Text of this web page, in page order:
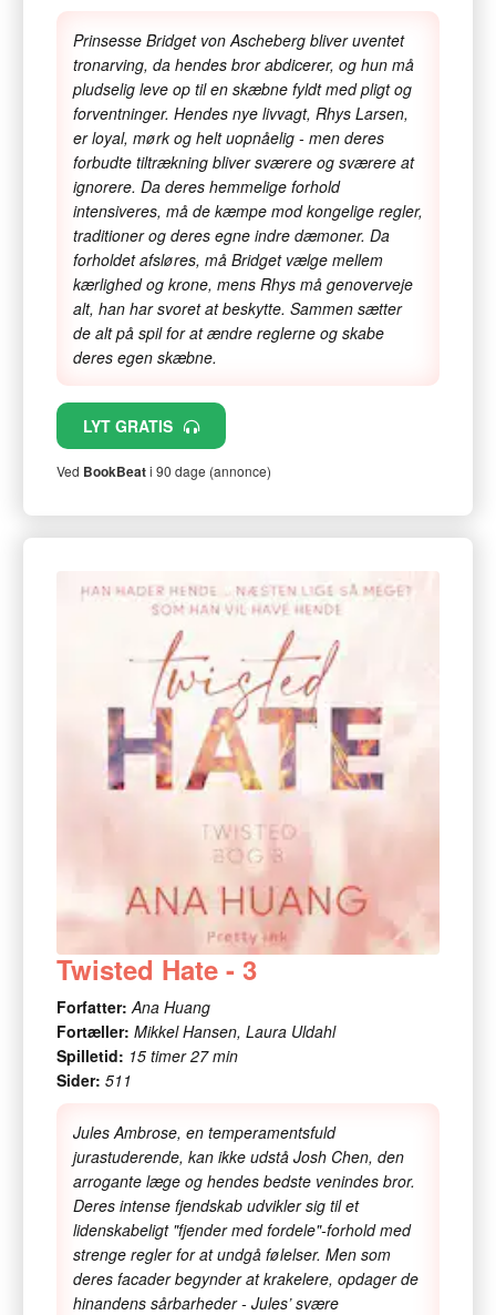
Prinsesse Bridget von Ascheberg bliver uventet
tronarving, da hendes bror abdicerer, og hun må
pludselig leve op til en skæbne fyldt med pligt og
forventninger. Hendes nye livvagt, Rhys Larsen,
er loyal, mørk og helt uopnåelig - men deres
forbudte tiltrækning bliver sværere og sværere at
ignorere. Da deres hemmelige forhold
intensiveres, må de kæmpe mod kongelige regler,
traditioner og deres egne indre dæmoner. Da
forholdet afsløres, må Bridget vælge mellem
kærlighed og krone, mens Rhys må genoverveje
alt, han har svoret at beskytte. Sammen sætter
de alt på spil for at ændre reglerne og skabe
deres egen skæbne.
LYT GRATIS
Ved BookBeati 90 dage (annonce)
Twisted Hate - 3
Forfatter: Ana Huang
Fortæller: Mikkel Hansen, Laura Uldahl
Spilletid: 15 timer 27 min
Sider: 511
Jules Ambrose, en temperamentsfuld
jurastuderende, kan ikke udstå Josh Chen, den
arrogante læge og hendes bedste venindes bror.
Deres intense fjendskab udvikler sig til et
lidenskabeligt "fjender med fordele"-forhold med
strenge regler for at undgå følelser. Men som
deres facader begynder at krakelere, opdager de
hinandens sårbarheder - Jules’ svære